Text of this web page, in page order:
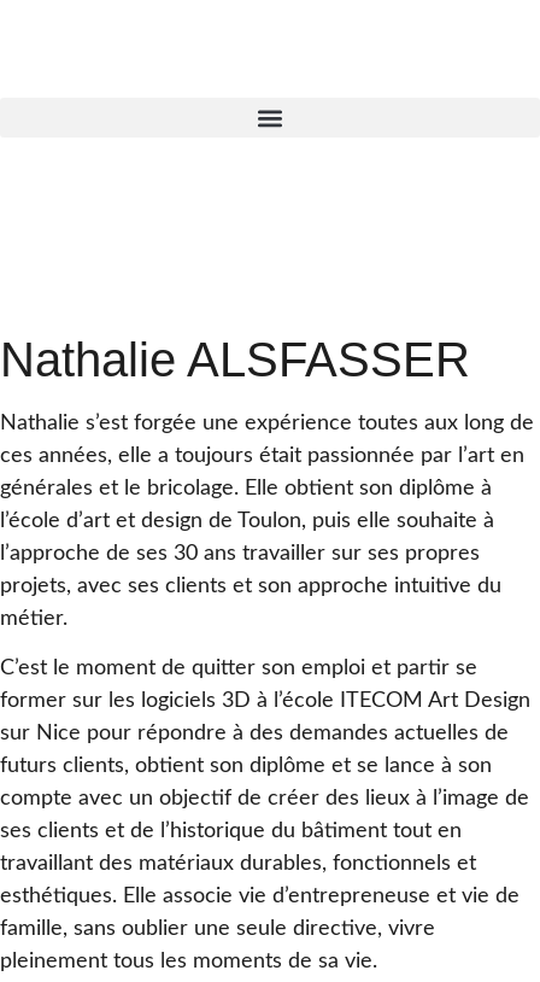
Nathalie ALSFASSER
Nathalie s’est forgée une expérience toutes aux long de
ces années, elle a toujours était passionnée par l’art en
générales et le bricolage. Elle obtient son diplôme à
l’école d’art et design de Toulon, puis elle souhaite à
l’approche de ses 30 ans travailler sur ses propres
projets, avec ses clients et son approche intuitive du
métier.
C’est le moment de quitter son emploi et partir se
former sur les logiciels 3D à l’école ITECOM Art Design
sur Nice pour répondre à des demandes actuelles de
futurs clients, obtient son diplôme et se lance à son
compte avec un objectif de créer des lieux à l’image de
ses clients et de l’historique du bâtiment tout en
travaillant des matériaux durables, fonctionnels et
esthétiques. Elle associe vie d’entrepreneuse et vie de
famille, sans oublier une seule directive, vivre
pleinement tous les moments de sa vie.